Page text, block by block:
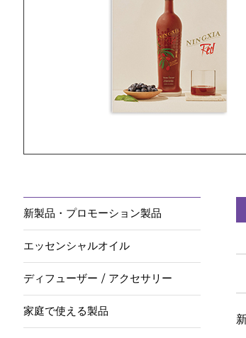
新製品・プロモーション製品
エッセンシャルオイル
ディフューザー / アクセサリー
家庭で使える製品